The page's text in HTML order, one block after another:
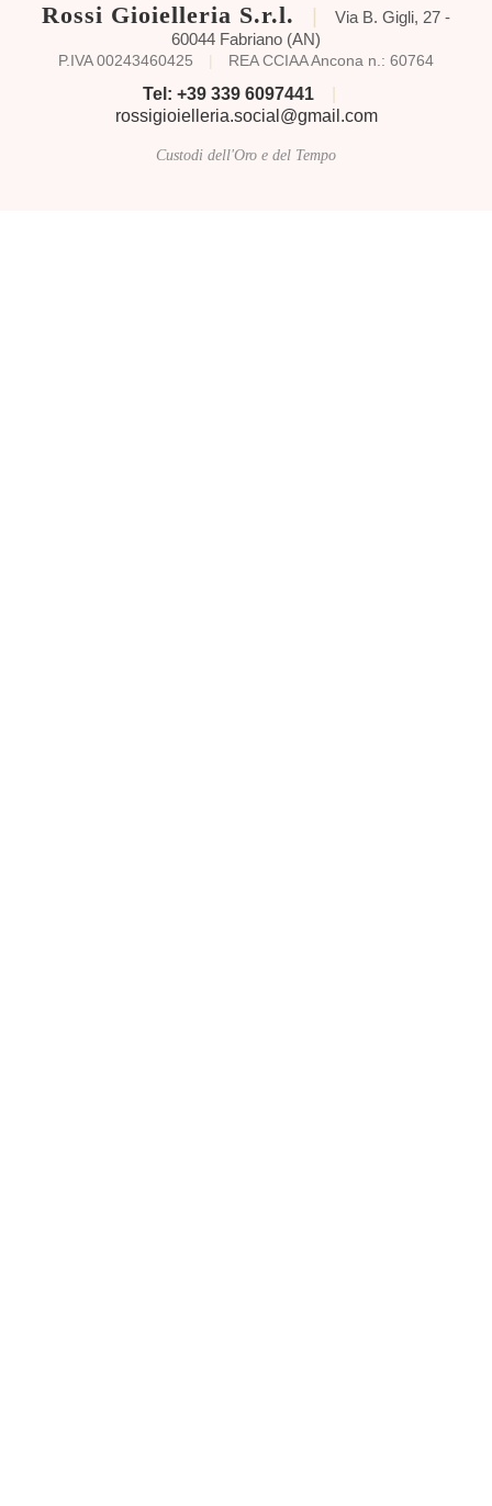
Rossi Gioielleria S.r.l.
Via B. Gigli, 27 -
60044 Fabriano (AN)
P.IVA 00243460425 REA CCIAA Ancona n.: 60764
Tel: +39 339 6097441
rossigioielleria.social@gmail.com
Custodi dell'Oro e del Tempo